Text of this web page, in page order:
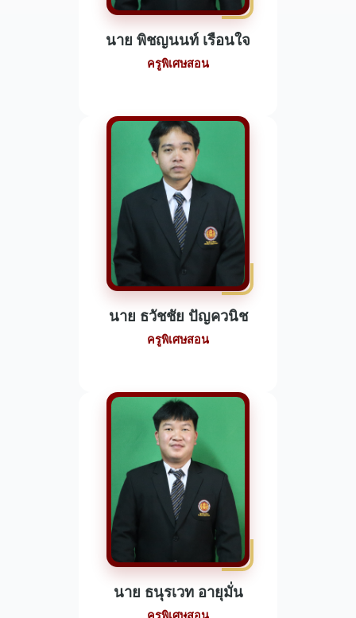
นาย พิชญนนท์ เรือนใจ
ครูพิเศษสอน
นาย ธวัชชัย ปัญควนิช
ครูพิเศษสอน
นาย ธนุรเวท อายุมั่น